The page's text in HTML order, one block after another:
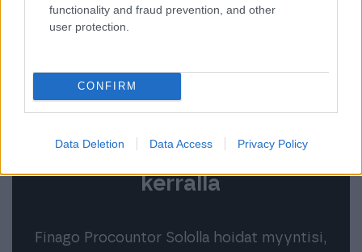
functionality and fraud prevention, and other
user protection.
CONFIRM
Data Deletion Data Access Privacy Policy
Taloushallinnon työkalut ja
kerralla
Finago Procountor Sololla hoidat myyntisi,